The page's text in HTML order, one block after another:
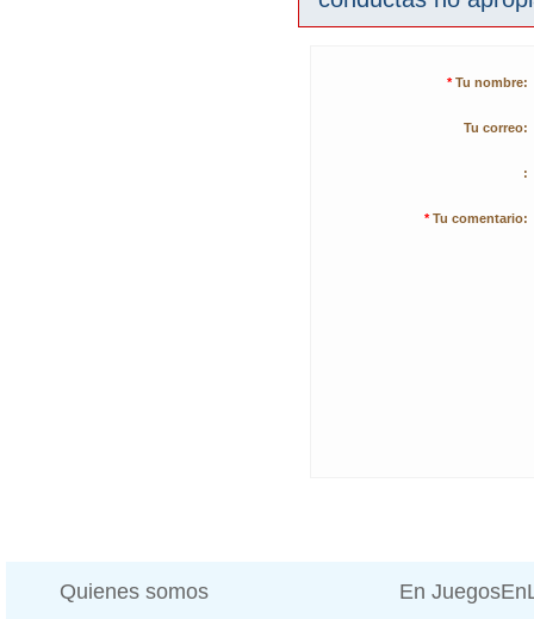
* Tu nombre:
Tu correo:
:
* Tu comentario:
Quienes somos En